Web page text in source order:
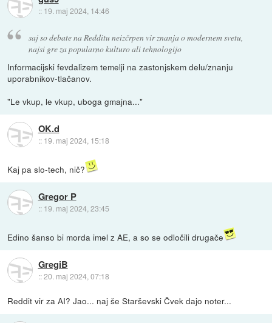
:: 19. maj 2024, 14:46
saj so debate na Redditu neizčrpen vir znanja o modernem svetu,
najsi gre za popularno kulturo ali tehnologijo
Informacijski fevdalizem temelji na zastonjskem delu/znanju
uporabnikov-tlačanov.
"Le vkup, le vkup, uboga gmajna..."
OK.d
:: 19. maj 2024, 15:18
Kaj pa slo-tech, nič?
Gregor P
:: 19. maj 2024, 23:45
Edino šanso bi morda imel z AE, a so se odločili drugače
GregiB
::20. maj 2024, 07:18
Reddit vir za AI? Jao... naj še Starševski Čvek dajo noter...